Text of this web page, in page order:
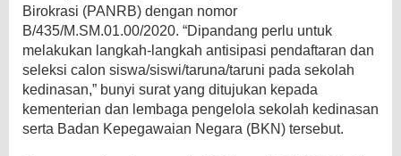
Birokrasi (PANRB) dengan nomor
B/435/M.SM.01.00/2020. “Dipandang perlu untuk
melakukan langkah-langkah antisipasi pendaftaran dan
seleksi calon siswa/siswi/taruna/taruni pada sekolah
kedinasan,” bunyi surat yang ditujukan kepada
kementerian dan lembaga pengelola sekolah kedinasan
serta Badan Kepegawaian Negara (BKN) tersebut.